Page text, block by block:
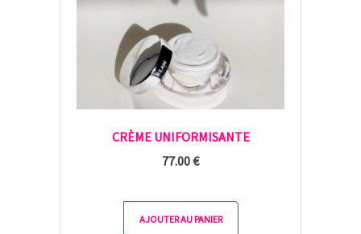
CRÈME UNIFORMISANTE
77.00€
AJOUTER AU PANIER